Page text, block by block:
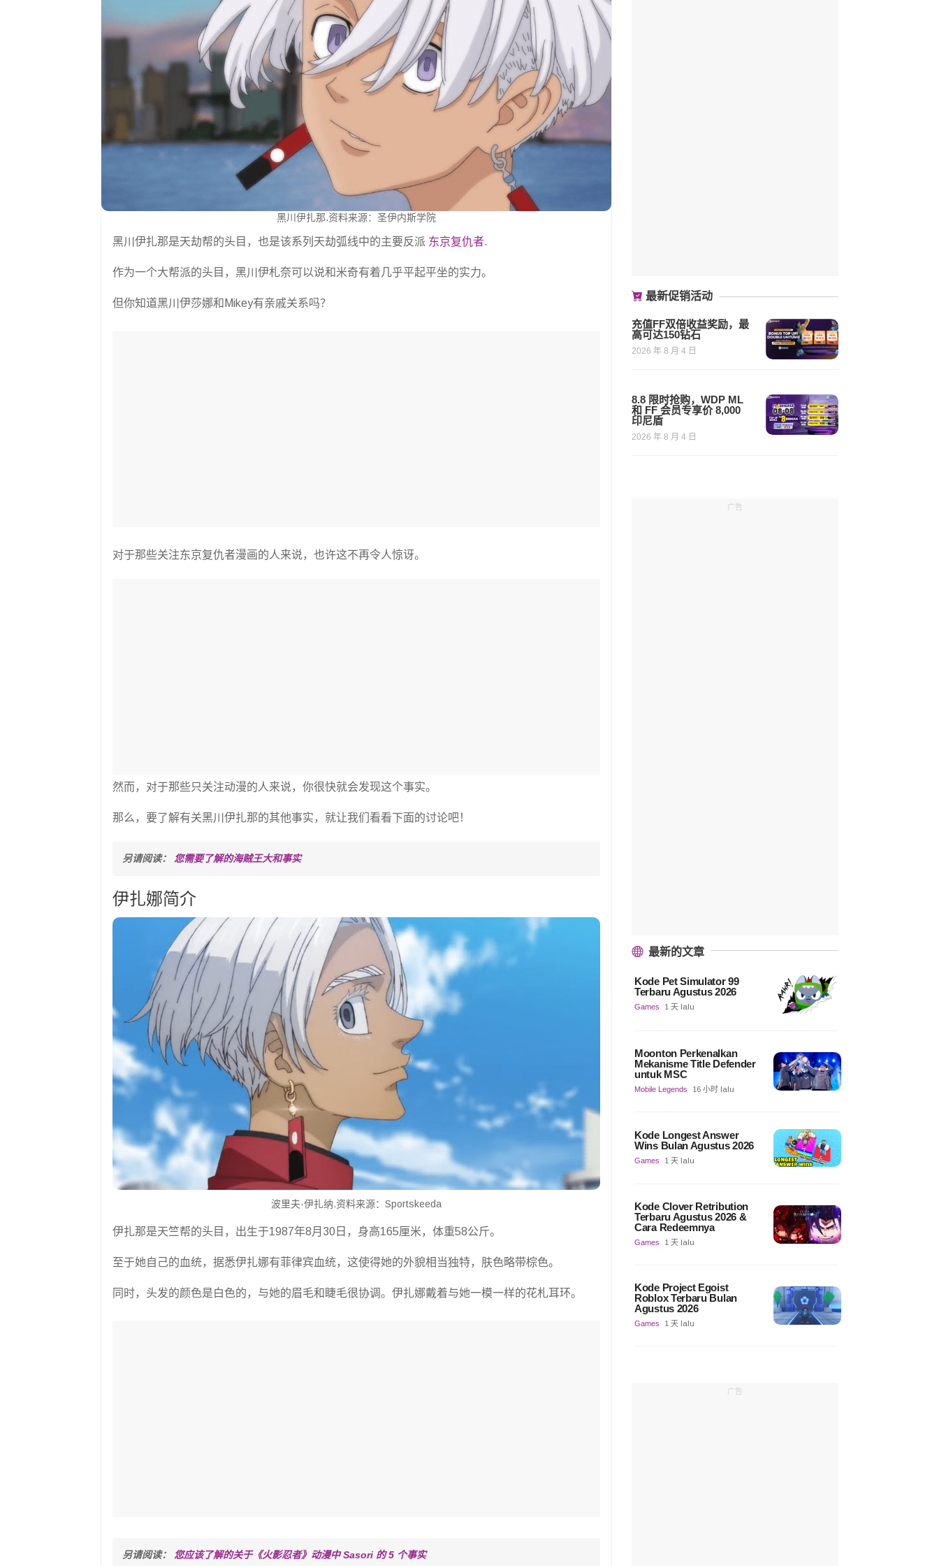
黑川伊扎那.资料来源：圣伊内斯学院
黑川伊扎那是天劫帮的头目，也是该系列天劫弧线中的主要反派 东京复仇者.
作为一个大帮派的头目，黑川伊札奈可以说和米奇有着几乎平起平坐的实力。
但你知道黑川伊莎娜和Mikey有亲戚关系吗？
对于那些关注东京复仇者漫画的人来说，也许这不再令人惊讶。
然而，对于那些只关注动漫的人来说，你很快就会发现这个事实。
那么，要了解有关黑川伊扎那的其他事实，就让我们看看下面的讨论吧！
另请阅读： 您需要了解的海贼王大和事实
伊扎娜简介
波里夫·伊扎纳.资料来源：Sportskeeda
伊扎那是天竺帮的头目，出生于1987年8月30日，身高165厘米，体重58公斤。
至于她自己的血统，据悉伊扎娜有菲律宾血统，这使得她的外貌相当独特，肤色略带棕色。
同时，头发的颜色是白色的，与她的眉毛和睫毛很协调。伊扎娜戴着与她一模一样的花札耳环。
另请阅读： 您应该了解的关于《火影忍者》动漫中 Sasori 的 5 个事实
最新促销活动
充值FF双倍收益奖励，最
高可达150钻石
2026 年 8 月 4 日
8.8 限时抢购，WDP ML
和 FF 会员专享价 8,000
印尼盾
2026 年 8 月 4 日
广告
最新的文章
Kode Pet Simulator 99
Terbaru Agustus 2026
Games 1 天 lalu
Moonton Perkenalkan
Mekanisme Title Defender
untuk MSC
Mobile Legends 16 小时 lalu
Kode Longest Answer
Wins Bulan Agustus 2026
Games 1 天 lalu
Kode Clover Retribution
Terbaru Agustus 2026 &
Cara Redeemnya
Games 1 天 lalu
Kode Project Egoist
Roblox Terbaru Bulan
Agustus 2026
Games 1 天 lalu
广告